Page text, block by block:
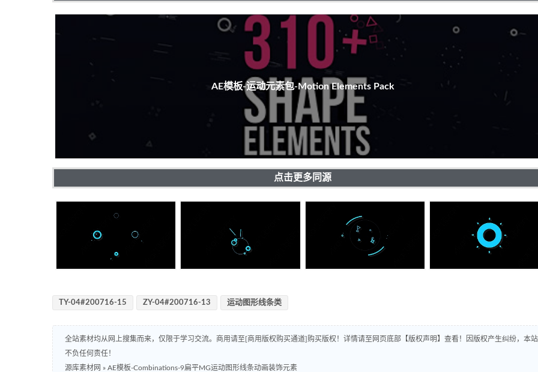
AE模板-运动元素包-Motion Elements Pack
点击更多同源
TY-04#200716-15 ZY-04#200716-13 运动图形线条类
全站素材均从网上搜集而来，仅限于学习交流。商用请至[商用版权购买通道]购买版权！详情请至网页底部【版权声明】查看！因版权产生纠纷，本站
不负任何责任！
源库素材网 » AE模板-Combinations-9扁平MG运动图形线条动画装饰元素